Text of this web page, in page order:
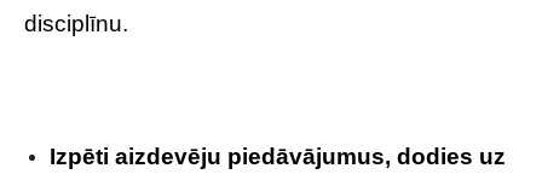
disciplīnu.
Izpēti aizdevēju piedāvājumus, dodies uz